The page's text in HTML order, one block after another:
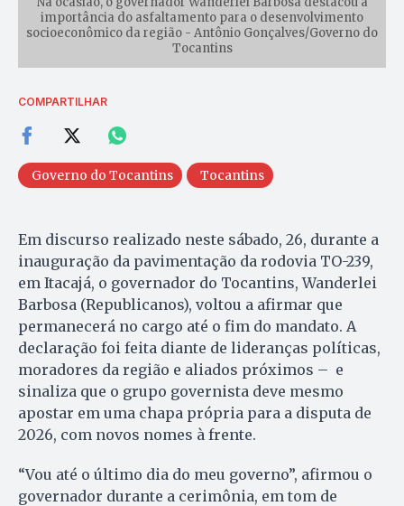
importância do asfaltamento para o desenvolvimento
socioeconômico da região - Antônio Gonçalves/Governo do
Tocantins
COMPARTILHAR
Governo do Tocantins Tocantins
Em discurso realizado neste sábado, 26, durante a
inauguração da pavimentação da rodovia TO-239,
em Itacajá, o governador do Tocantins, Wanderlei
Barbosa (Republicanos), voltou a afirmar que
permanecerá no cargo até o fim do mandato. A
declaração foi feita diante de lideranças políticas,
moradores da região e aliados próximos – e
sinaliza que o grupo governista deve mesmo
apostar em uma chapa própria para a disputa de
2026, com novos nomes à frente.
“Vou até o último dia do meu governo”, afirmou o
governador durante a cerimônia, em tom de